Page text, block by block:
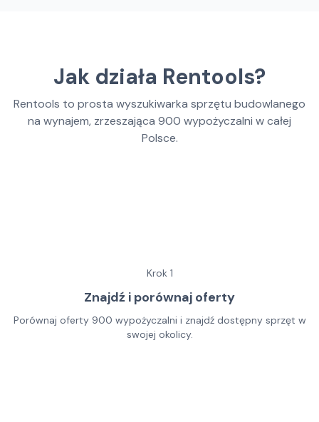
Jak działa Rentools?
Rentools to prosta wyszukiwarka sprzętu budowlanego
na wynajem, zrzeszająca 900 wypożyczalni w całej
Polsce.
Krok 1
Znajdź i porównaj oferty
Porównaj oferty 900 wypożyczalni i znajdź dostępny sprzęt w
swojej okolicy.